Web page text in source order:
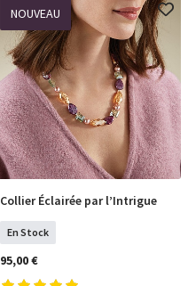
NOUVEAU
COMMANDER
Collier Éclairée par l’Intrigue
En Stock
95,00 €